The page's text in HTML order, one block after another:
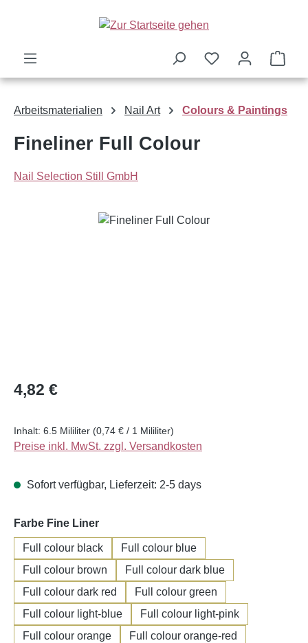
Zum Hauptinhalt springen
Arbeitsmaterialien Nail Art Colours & Paintings
Fineliner Full Colour
Nail Selection Still GmbH
Bildergalerie überspringen
Regulärer Preis:
4,82 €
Inhalt: 6.5 Mililiter (0,74 € / 1 Mililiter)
Preise inkl. MwSt. zzgl. Versandkosten
Sofort verfügbar, Lieferzeit: 2-5 days
Farbe Fine Linerauswählen
Full colour black
Full colour blue
Full colour brown
Full colour dark blue
Full colour dark red
Full colour green
Full colour light-blue
Full colour light-pink
Full colour orange
Full colour orange-red